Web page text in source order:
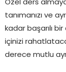
Özel ders
tanımanızı ve
kadar başarılı
içinizi
derece mutlu